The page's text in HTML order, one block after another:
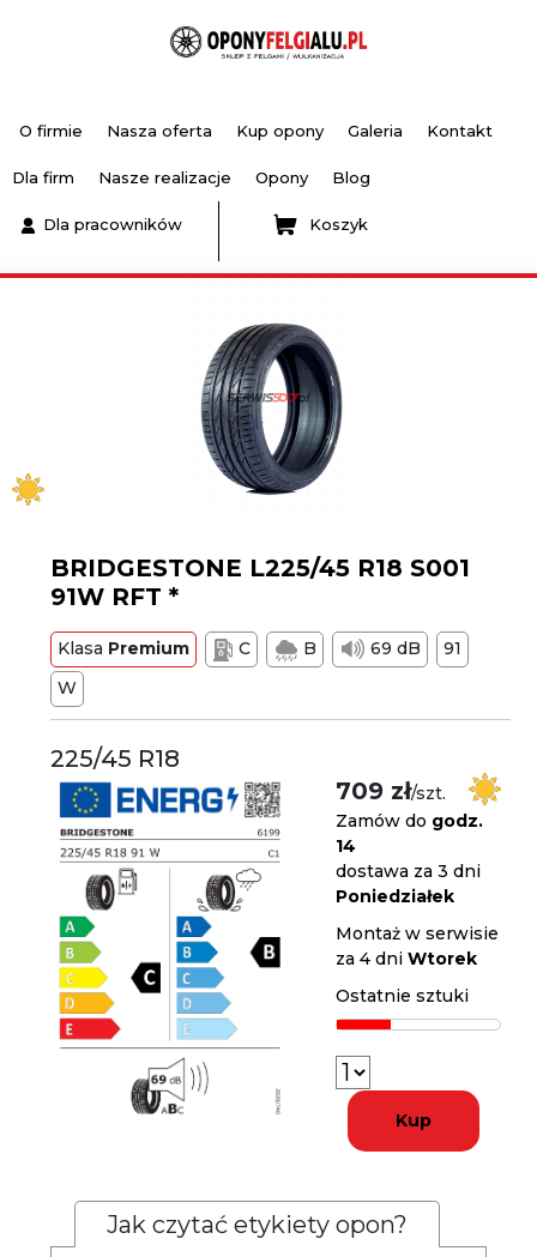
O firmie Nasza oferta Kup opony Galeria Kontakt
Dla firm Nasze realizacje Opony Blog
Dla pracowników Koszyk
BRIDGESTONE L225/45 R18 S001
91W RFT *
Klasa Premium C B 69 dB
91
W
225/45 R18
709 zł/szt.
Zamów do godz.
14
dostawa za 3 dni
Poniedziałek
Montaż w serwisie
za 4 dniWtorek
Ostatnie sztuki
Kup
Jak czytać etykiety opon?